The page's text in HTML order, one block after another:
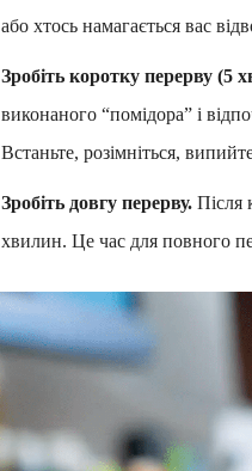
або хтось намагається вас
Зробіть коротку перерву (5
виконаного “помідора” і
Встаньте, розімніться,
Зробіть довгу перерву. Після
хвилин. Це час для повного